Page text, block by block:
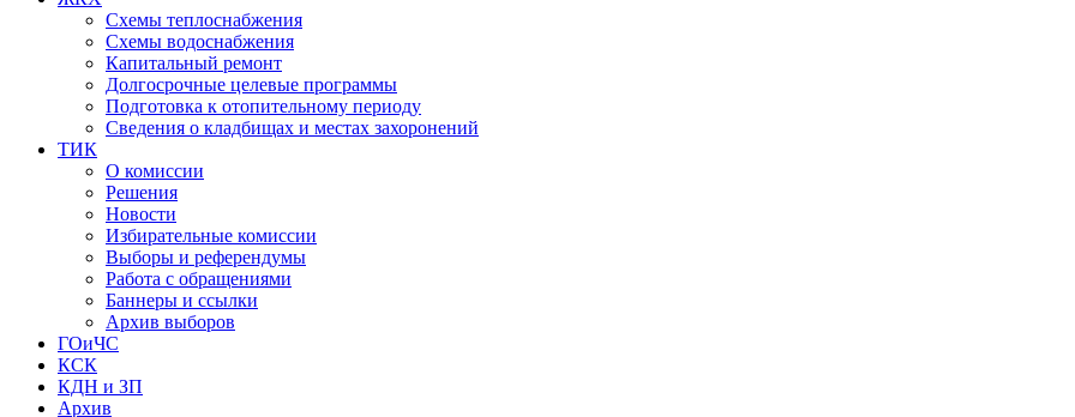
Схемы теплоснабжения
Схемы водоснабжения
Капитальный ремонт
Долгосрочные целевые программы
Подготовка к отопительному периоду
Сведения о кладбищах и местах захоронений
ТИК
О комиссии
Решения
Новости
Избирательные комиссии
Выборы и референдумы
Работа с обращениями
Баннеры и ссылки
Архив выборов
ГОиЧС
КСК
КДН и ЗП
Архив